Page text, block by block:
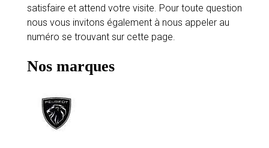
satisfaire et attend votre visite. Pour toute question
nous vous invitons également à nous appeler au
numéro se trouvant sur cette page.
Nos marques